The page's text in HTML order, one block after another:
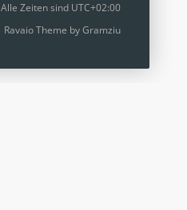
Alle Zeiten sind UTC+02:00
Ravaio Theme byGramziu